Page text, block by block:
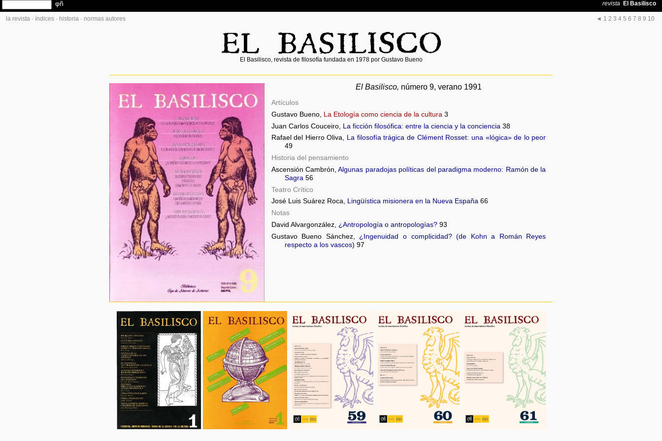
la revista · índices · historia · normas autores ◄ 1 2 3 4 5 6 7 8 9 10
El Basilisco, revista de filosofía fundada en 1978 por Gustavo Bueno
El Basilisco, número 9, verano 1991
Artículos
Gustavo Bueno, La Etología como ciencia de la cultura 3
Juan Carlos Couceiro, La ficción filosófica: entre la ciencia y la conciencia 38
Rafael del Hierro Oliva, La filosofía trágica de Clément Rosset: una «lógica» de lo peor
49
Historia del pensamiento
Ascensión Cambrón,Algunas paradojas políticas del paradigma moderno: Ramón de la
Sagra 56
Teatro Crítico
José Luis Suárez Roca, Lingüística misionera en la Nueva España66
Notas
David Alvargonzález, ¿Antropología o antropologías?93
Gustavo Bueno Sánchez, ¿Ingenuidad o complicidad? (de Kohn a Román Reyes
respecto a los vascos) 97